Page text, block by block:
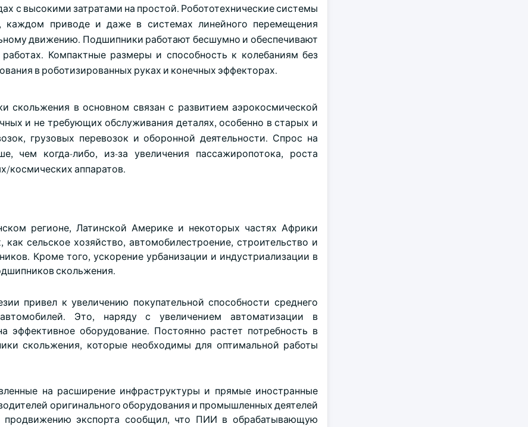
с высокими затратами на простой. Робототехнические системы
каждом приводе и даже в системах линейного перемещения
движению. Подшипники работают бесшумно и обеспечивают
Компактные размеры и способность к колебаниям без
в роботизированных руках и конечных эффекторах.
скольжения в основном связан с развитием аэрокосмической
и не требующих обслуживания деталях, особенно в старых и
грузовых перевозок и оборонной деятельности. Спрос на
чем когда-либо, из-за увеличения пассажиропотока, роста
космических аппаратов.
регионе, Латинской Америке и некоторых частях Африки
сельское хозяйство, автомобилестроение, строительство и
Кроме того, ускорение урбанизации и индустриализации в
скольжения.
привел к увеличению покупательной способности среднего
Это, наряду с увеличением автоматизации в
эффективное оборудование. Постоянно растет потребность в
скольжения, которые необходимы для оптимальной работы
на расширение инфраструктуры и прямые иностранные
оригинального оборудования и промышленных деятелей
продвижению экспорта сообщил, что ПИИ в обрабатывающую